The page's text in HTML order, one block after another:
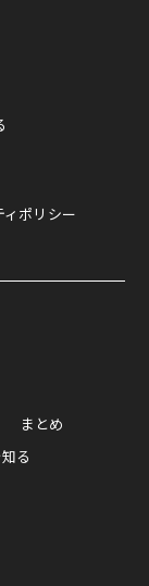
ィポリシー
まとめ
る